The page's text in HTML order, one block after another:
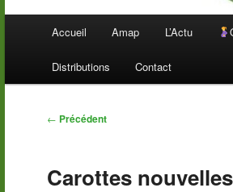
Accueil Amap L’Actu
Distributions Contact
Navigation
← Précédent
Carottes